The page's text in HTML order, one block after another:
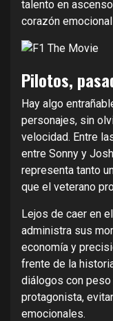
talento en
corazón
Pilotos,
Hay algo
personajes, sin
velocidad. Entre
entre Sonny y
representa tanto
que el veterano
Lejos de caer en
administra sus
economía y
frente de la
diálogos con
protagonista,
emocionales.